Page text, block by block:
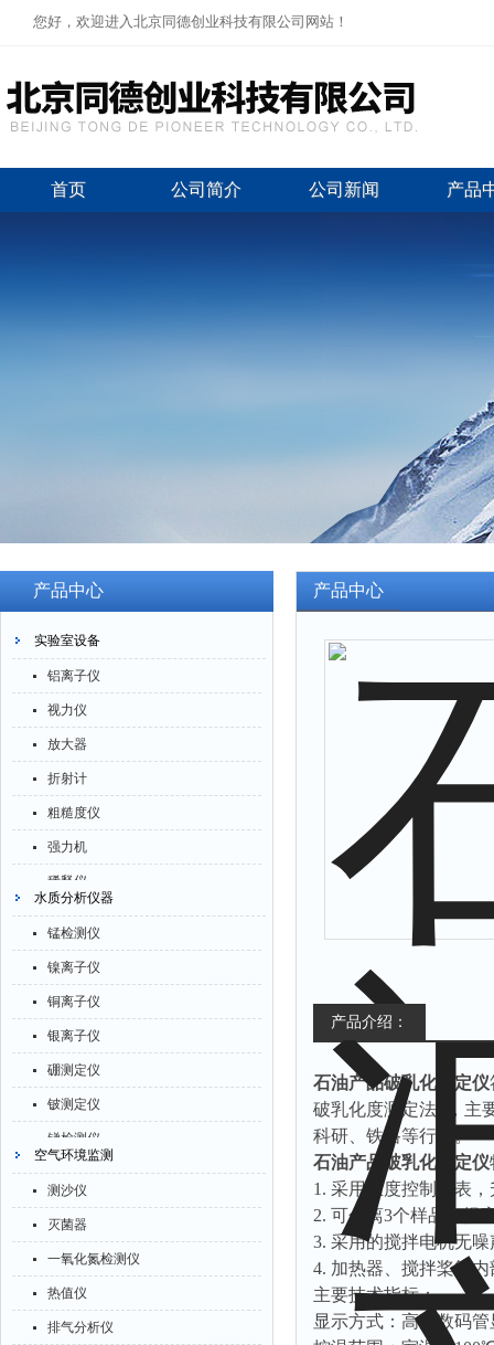
您好，欢迎进入北京同德创业科技有限公司网站！
首页 公司简介 公司新闻 产品
产品中心
实验室设备
铝离子仪
视力仪
放大器
折射计
粗糙度仪
强力机
稀释仪
萃取仪
洗油仪
倒角器
氧化锌测试仪
控制器
水浴锅
二氧化碳检测仪
进样器
试验机
全站仪
回弹仪
张力仪
金属探测器
水质分析仪器
锰检测仪
镍离子仪
铜离子仪
银离子仪
硼测定仪
铍测定仪
锑检测仪
糖精检测仪
乙醇检测仪
水分仪
定氮仪
水表
空气环境监测
测沙仪
灭菌器
一氧化氮检测仪
热值仪
排气分析仪
产品中心
产品介绍：
石油产品破乳化测定仪
破乳化度测定法>，主
科研、铁路等行业。
石油产品破乳化测定仪
1. 采用温度控制仪表
2. 可分离3个样品，提
3. 采用的搅拌电机无
4. 加热器、搅拌桨等
主要技术指标：
显示方式：高亮数码管